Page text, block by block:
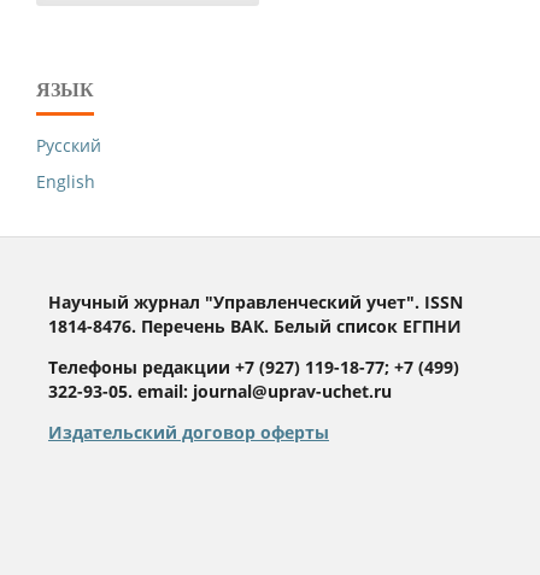
ЯЗЫК
Русский
English
Научный журнал "Управленческий учет". ISSN
1814-8476. Перечень ВАК. Белый список ЕГПНИ
Телефоны редакции +7 (927) 119-18-77; +7 (499)
322-93-05. email: journal@uprav-uchet.ru
Издательский договор оферты